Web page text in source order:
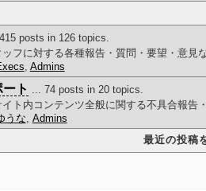
posts in 126 topics.
フに対する各種報告・質問・要望・意見
, Admins
ト ... 74 posts in 20 topics.
ト内コンテンツ全般に関する不具合報告
うな, Admins
最近の投稿